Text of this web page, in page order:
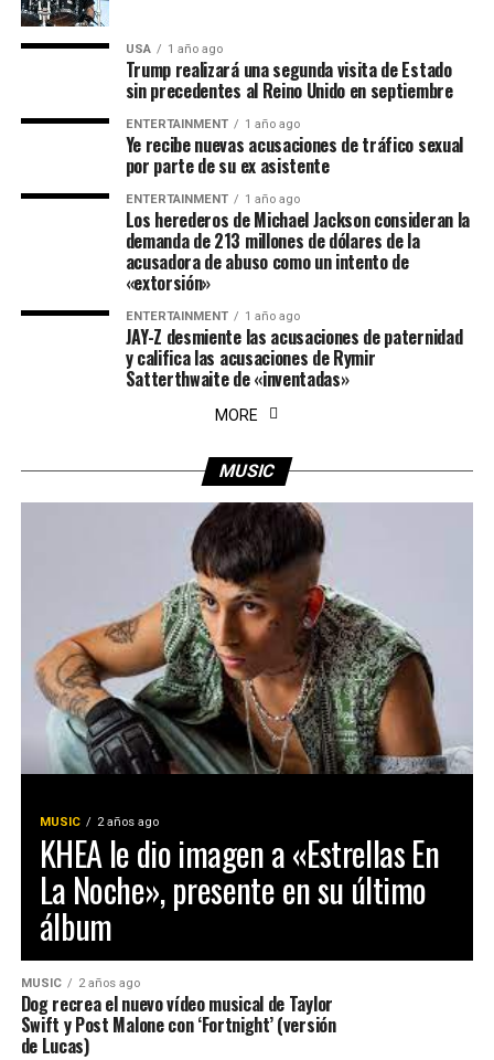
USA 1 año ago
Trump realizará una segunda visita de Estado
sin precedentes al Reino Unido en septiembre
ENTERTAINMENT 1 año ago
Ye recibe nuevas acusaciones de tráfico sexual
por parte de su ex asistente
ENTERTAINMENT 1 año ago
Los herederos de Michael Jackson consideran la
demanda de 213 millones de dólares de la
acusadora de abuso como un intento de
«extorsión»
ENTERTAINMENT 1 año ago
JAY-Z desmiente las acusaciones de paternidad
y califica las acusaciones de Rymir
Satterthwaite de «inventadas»
MORE
MUSIC
MUSIC 2 años ago
KHEA le dio imagen a «Estrellas En
La Noche», presente en su último
álbum
MUSIC 2 años ago
Dog recrea el nuevo vídeo musical de Taylor
Swift y Post Malone con ‘Fortnight’ (versión
de Lucas)